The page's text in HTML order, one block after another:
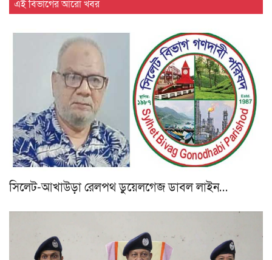
এই বিভাগের আরো খবর
সিলেট-আখাউড়া রেলপথ ডুয়েলগেজ ডাবল লাইন…